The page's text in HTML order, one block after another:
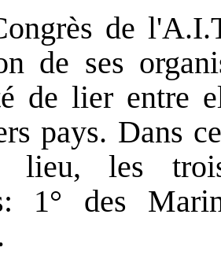
de
de ses
de lier entre
pays. Dans
lieu, les
1° des